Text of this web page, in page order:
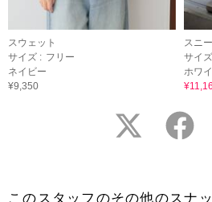
スウェット
サイズ : フリー
ネイビー
¥9,350
スニ
サイ
ホワ
twitter
このスタッフのその他のスナ